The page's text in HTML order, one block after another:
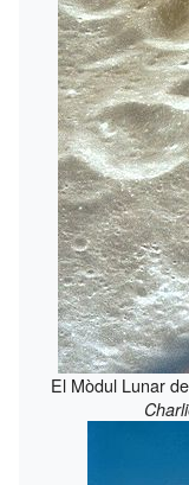
El Mòdul Lunar